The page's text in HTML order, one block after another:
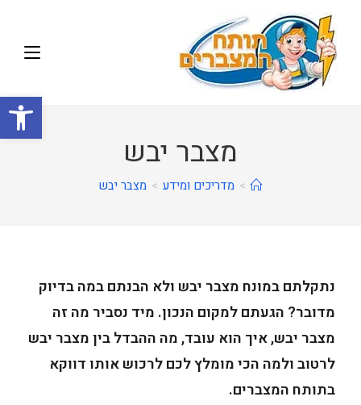
מצבר יבש
> מדריכים ומידע > מצבר יבש
נתקלתם במונח מצבר יבש ולא הבנתם במה בדיוק
מדובר? הגעתם למקום הנכון. מיד נסביר מה זה
מצבר יבש, איך הוא עובד, מה ההבדל בין מצבר יבש
לרטוב ולמה הכי מומלץ לכם לרכוש אותו דווקא
בתותח המצברים.